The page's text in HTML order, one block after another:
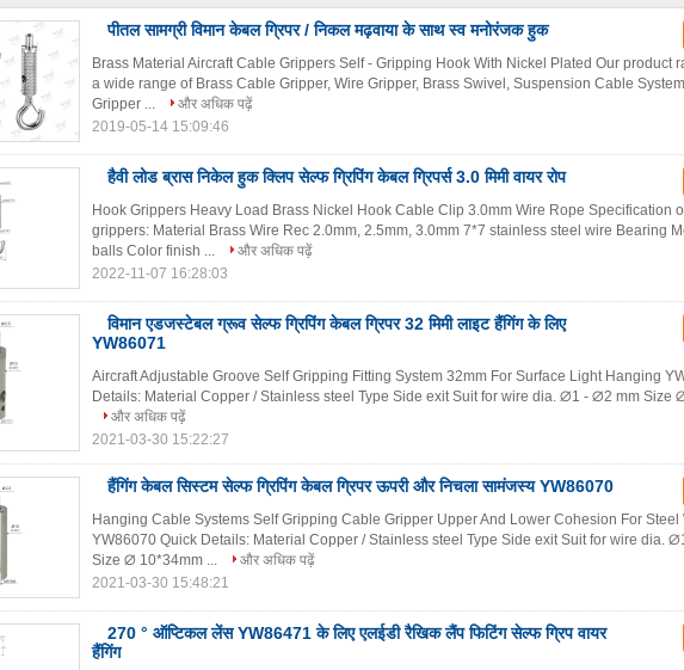
पीतल सामग्री विमान केबल ग्रिपर / निकल मढ़वाया के साथ स्व मनोरंजक हुक
Brass Material Aircraft Cable Grippers Self - Gripping Hook With Nickel Plated Our product
a wide range of Brass Cable Gripper, Wire Gripper, Brass Swivel, Suspension Cable
Gripper ...
और अधिक पढ़ें
2019-05-14 15:09:46
हैवी लोड ब्रास निकेल हुक क्लिप सेल्फ ग्रिपिंग केबल ग्रिपर्स 3.0 मिमी वायर रोप
Hook Grippers Heavy Load Brass Nickel Hook Cable Clip 3.0mm Wire Rope Specification
grippers: Material Brass Wire Rec 2.0mm, 2.5mm, 3.0mm 7*7 stainless steel wire Bearing
balls Color finish ...
और अधिक पढ़ें
2022-11-07 16:28:03
विमान एडजस्टेबल ग्रूव सेल्फ ग्रिपिंग केबल ग्रिपर 32 मिमी लाइट हैंगिंग के लिए
YW86071
Aircraft Adjustable Groove Self Gripping Fitting System 32mm For Surface Light Hanging
Details: Material Copper / Stainless steel Type Side exit Suit for wire dia. ∅1 - ∅2 mm Size
और अधिक पढ़ें
2021-03-30 15:22:27
हैंगिंग केबल सिस्टम सेल्फ ग्रिपिंग केबल ग्रिपर ऊपरी और निचला सामंजस्य YW86070
Hanging Cable Systems Self Gripping Cable Gripper Upper And Lower Cohesion For Steel
YW86070 Quick Details: Material Copper / Stainless steel Type Side exit Suit for wire dia.
Size ∅ 10*34mm ...
और अधिक पढ़ें
2021-03-30 15:48:21
270 ° ऑप्टिकल लेंस YW86471 के लिए एलईडी रैखिक लैंप फिटिंग सेल्फ ग्रिप वायर
हैंगिंग